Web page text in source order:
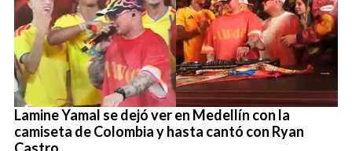
Lamine Yamal se dejó ver en Medellín con la
camiseta de Colombia y hasta cantó con Ryan